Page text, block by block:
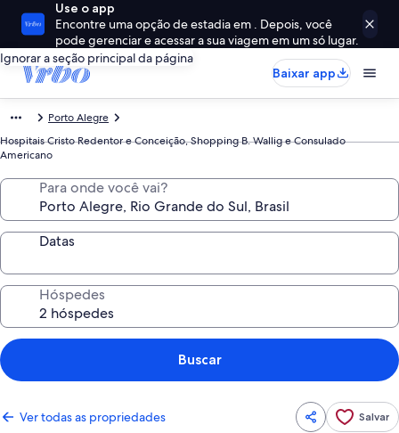
Use o app
Encontre uma opção de estadia em . Depois, você
pode gerenciar e acessar a sua viagem em um só lugar.
Ignorar a seção principal da página
Baixar app
Porto Alegre
Hospitais Cristo Redentor e Conceição, Shopping B. Wallig e Consulado
Americano
Para onde você vai?
Datas
Hóspedes
Buscar
Ver todas as propriedades Salvar